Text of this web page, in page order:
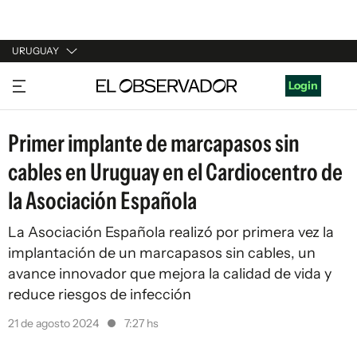
URUGUAY
URUGUAY
ARGENTINA
ESPAÑA
ESTADOS UNIDOS
Login
Primer implante de marcapasos sin
cables en Uruguay en el Cardiocentro de
la Asociación Española
La Asociación Española realizó por primera vez la
implantación de un marcapasos sin cables, un
avance innovador que mejora la calidad de vida y
reduce riesgos de infección
21 de agosto 2024 7:27 hs